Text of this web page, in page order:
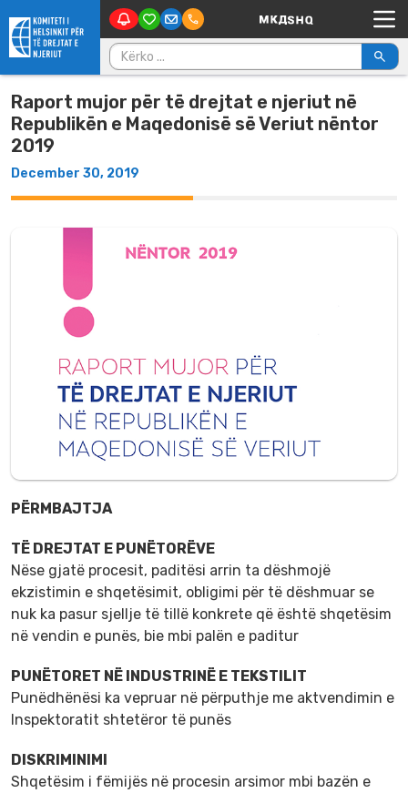
Skip to content Main Navigation
Kërko për:
Raport mujor për të drejtat e njeriut në
Republikën e Maqedonisë së Veriut nëntor
2019
December 30, 2019
PËRMBAJTJA
TË DREJTAT E PUNËTORËVE
Nëse gjatë procesit, paditësi arrin ta dëshmojë
ekzistimin e shqetësimit, obligimi për të dëshmuar se
nuk ka pasur sjellje të tillë konkrete që është shqetësim
në vendin e punës, bie mbi palën e paditur
PUNËTORET NË INDUSTRINË E TEKSTILIT
Punëdhënësi ka vepruar në përputhje me aktvendimin e
Inspektoratit shtetëror të punës
DISKRIMINIMI
Shqetësim i fëmijës në procesin arsimor mbi bazën e